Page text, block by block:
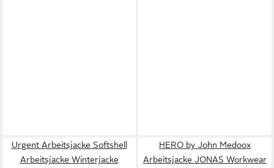
Urgent Arbeitsjacke Softshell
Arbeitsjacke Winterjacke
HERO by John Medoox
Arbeitsjacke JONAS Workwear